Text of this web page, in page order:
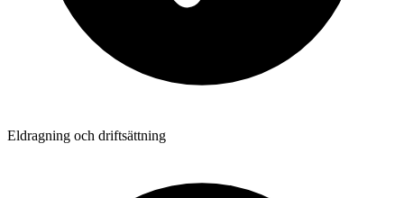
Eldragning och driftsättning